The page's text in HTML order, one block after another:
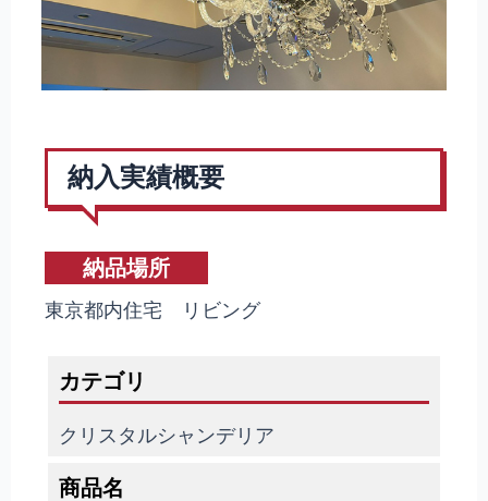
納入実績概要
納品場所
東京都内住宅 リビング
カテゴリ
クリスタルシャンデリア
商品名